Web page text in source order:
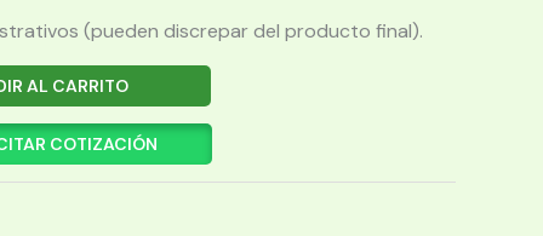
(pueden discrepar del producto final).
AL CARRITO
COTIZACIÓN